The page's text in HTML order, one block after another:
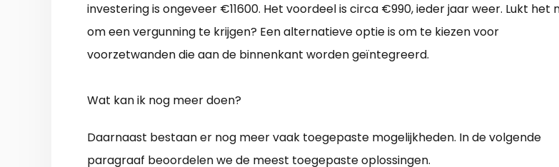
investering is ongeveer €11600. Het voordeel is circa €990, ieder jaar weer. Lukt het
om een vergunning te krijgen? Een alternatieve optie is om te kiezen voor
voorzetwanden die aan de binnenkant worden geïntegreerd.
Wat kan ik nog meer doen?
Daarnaast bestaan er nog meer vaak toegepaste mogelijkheden. In de volgende
paragraaf beoordelen we de meest toegepaste oplossingen.